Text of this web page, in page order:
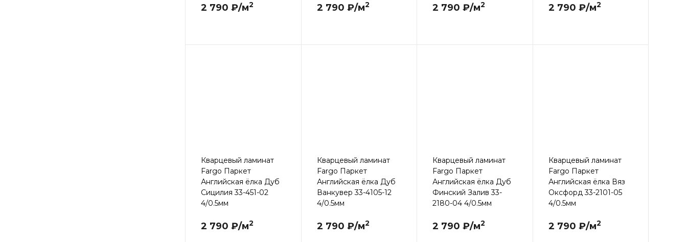
2 790 ₽/м2 2 790 ₽/м2 2 790 ₽/м2 2 790 ₽/м2
Кварцевый ламинат
Fargo Паркет
Английская ёлка Дуб
Сицилия 33-451-02
4/0.5мм
2 790 ₽/м2
Кварцевый ламинат
Fargo Паркет
Английская ёлка Дуб
Ванкувер 33-4105-12
4/0.5мм
2 790 ₽/м2
Кварцевый ламинат
Fargo Паркет
Английская ёлка Дуб
Финский Залив 33-
2180-04 4/0.5мм
2 790 ₽/м2
Кварцевый ламинат
Fargo Паркет
Английская ёлка Вяз
Оксфорд 33-2101-05
4/0.5мм
2 790 ₽/м2